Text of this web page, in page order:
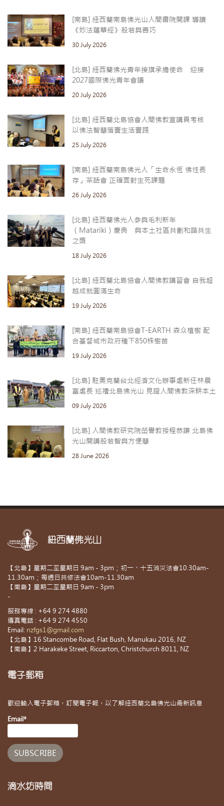
[南島] 紐西蘭南島佛光山人間書院開課 導讀
《妙法蓮華經》般若與善巧
30 July 2026
[北島] 紐西蘭佛光青年接旗承擔使命 迎接
2027國際佛光青年會議
20 July 2026
[北島] 紐西蘭北島協會人間佛教宣講員考核
以佛法智慧落實生活實踐
25 July 2026
[南島] 紐西蘭南島佛光人「生命永恆 佛性長
存」茶話會 正確面對生死課題
26 July 2026
[北島] 紐西蘭佛光人參與毛利新年
（Matariki）慶典 與本土社區共劃和諧共生
之槳
18 July 2026
[北島] 紐西蘭北島協會人間佛教講習會 自我超
越成就圓滿生命
19 July 2026
[南島] 紐西蘭南島協會T-EARTH 森众植樹 配
合基督城市政府種下850株樹苗
19 July 2026
[北島] 駐奧克蘭台北經濟文化辦事處新任林晨
富處長 巡禮北島佛光山 見證人間佛教深耕本土
09 July 2026
[北島] 人間佛教研究院榮譽教授程恭讓 北島佛
光山開講般若智與方便慧
28 June 2026
紐西蘭佛光山
【北島】星期二至星期日 9am - 3pm；初一、十五消災法會10.30am-
11.30am；每週日共修法會10am-11.30am
【南島】星期二至星期日 9am - 3pm
-
服務專線 : +64 9 274 4880
傳真電話 : +64 9 274 4550
Email: nzfgs1@gmail.com
【北島】16 Stancombe Road, Flat Bush, Manukau 2016, NZ
【南島】2 Harakeke Street, Riccarton, Christchurch 8011, NZ
電子郵箱
歡迎輸入電子郵箱，訂閱電子報，以了解紐西蘭北島佛光山最新訊息
Email*
滴水坊時間